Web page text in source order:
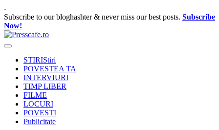
Skip
to
content
-
Subscribe to our bloghashter & never miss our best posts. Subscribe
Now!
Presscafe.ro
Cafeneau
urbaneSTIRIStiri
POVESTEA TA
INTERVIURI
TIMP LIBER
FILME
LOCURI
POVESTI
Publicitate